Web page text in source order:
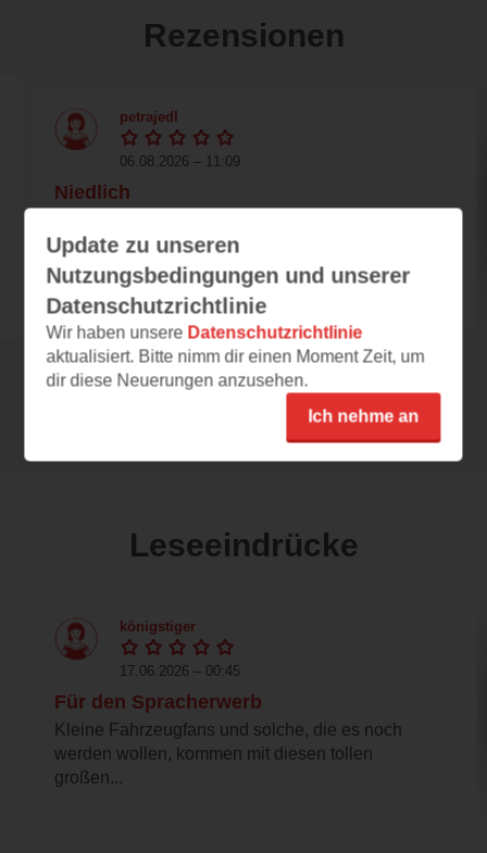
Rezensionen
petrajedl
06.08.2026 – 11:09
Niedlich
Wimmelbuch: Fahrzeuge aus dem
Ravensburger Verlag ist ein...
Alle 47 Rezensionen anzeigen
Leseeindrücke
königstiger
17.06.2026 – 00:45
Für den Spracherwerb
Kleine Fahrzeugfans und solche, die es noch
werden wollen, kommen mit diesen tollen
großen...
Update zu unseren
Nutzungsbedingungen und unserer
Datenschutzrichtlinie
Wir haben unsere Datenschutzrichtlinie
aktualisiert. Bitte nimm dir einen Moment Zeit, um
dir diese Neuerungen anzusehen.
Ich nehme an